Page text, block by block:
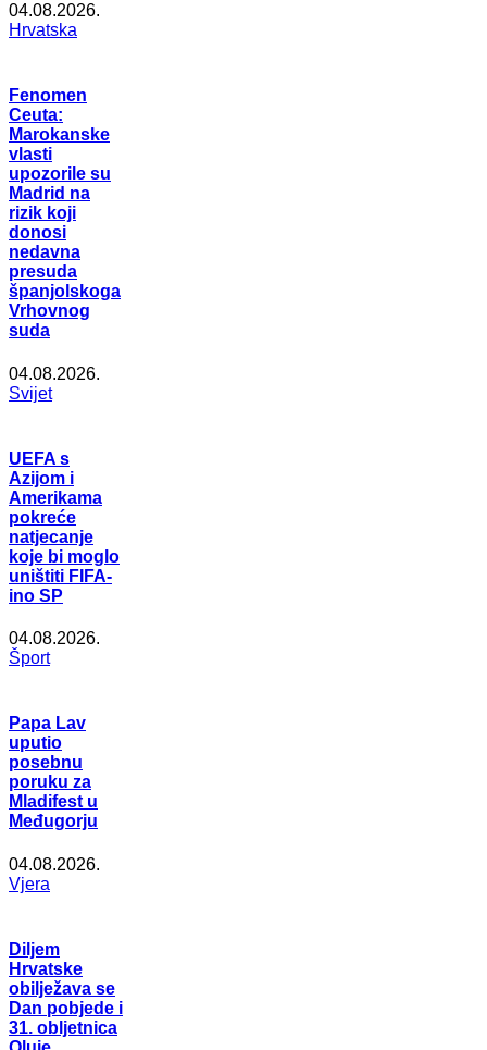
04.08.2026.
Hrvatska
Fenomen
Ceuta:
Marokanske
vlasti
upozorile su
Madrid na
rizik koji
donosi
nedavna
presuda
španjolskoga
Vrhovnog
suda
04.08.2026.
Svijet
UEFA s
Azijom i
Amerikama
pokreće
natjecanje
koje bi moglo
uništiti FIFA-
ino SP
04.08.2026.
Šport
Papa Lav
uputio
posebnu
poruku za
Mladifest u
Međugorju
04.08.2026.
Vjera
Diljem
Hrvatske
obilježava se
Dan pobjede i
31. obljetnica